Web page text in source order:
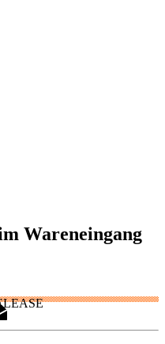
Wareneingang